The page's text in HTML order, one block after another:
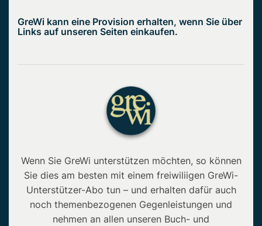
GreWi kann eine Provision erhalten, wenn Sie über
Links auf unseren Seiten einkaufen.
Wenn Sie GreWi unterstützen möchten, so können
Sie dies am besten mit einem freiwiliigen GreWi-
Unterstützer-Abo tun – und erhalten dafür auch
noch themenbezogenen Gegenleistungen und
nehmen an allen unseren Buch- und